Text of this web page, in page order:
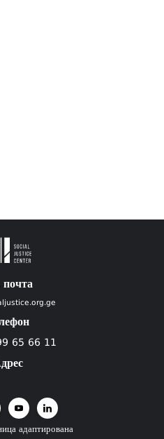
65 66 11
адаптирована